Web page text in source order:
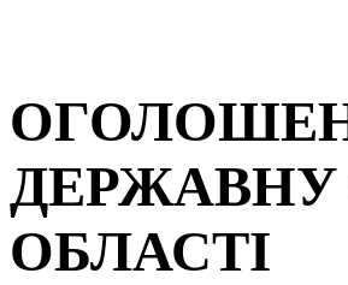
ДЕРЖАВНУ
ОБЛАСТІ